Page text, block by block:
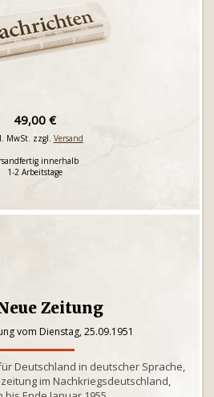
49,00 €
MwSt. zzgl. Versand
innerhalb
1-2 Arbeitstage
Zeitung
vom Dienstag, 25.09.1951
Deutschland in deutscher Sprache,
im Nachkriegsdeutschland,